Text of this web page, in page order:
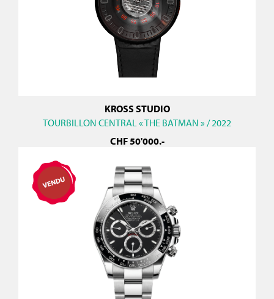
KROSS STUDIO
TOURBILLON CENTRAL « THE BATMAN » / 2022
CHF50'000.-